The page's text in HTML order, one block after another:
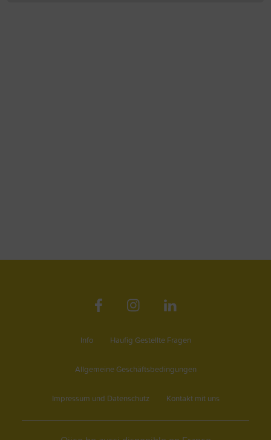
Info Haufig Gestellte Fragen
Allgemeine Geschäftsbedingungen
Impressum und Datenschutz Kontakt mit uns